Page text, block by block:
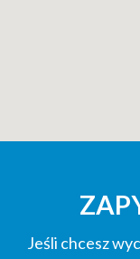
Jeśli chcesz